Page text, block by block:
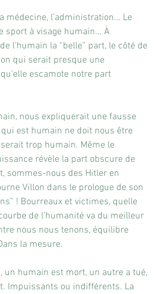
médecine, l’administration… Le
sport à visage humain… À
l’humain la “belle” part, le côté de
qui serait presque une
escamote notre part
nous expliquerait une fausse
est humain ne doit nous être
trop humain. Même le
révèle la part obscure de
sommes-nous des Hitler en
Villon dans le prologue de son
! Bourreaux et victimes, quelle
de l’humanité va du meilleur
nous nous tenons, équilibre
la mesure.
un humain est mort, un autre a tué,
Impuissants ou indifférents. La